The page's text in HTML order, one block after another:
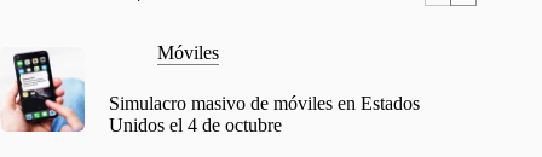
Móviles
Simulacro masivo de móviles en Estados
Unidos el 4 de octubre